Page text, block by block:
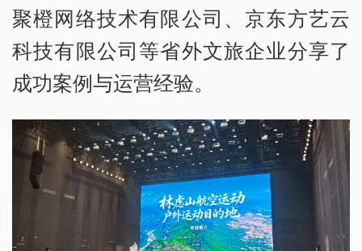
聚橙网络技术有限公司、京东方艺云
科技有限公司等省外文旅企业分享了
成功案例与运营经验。